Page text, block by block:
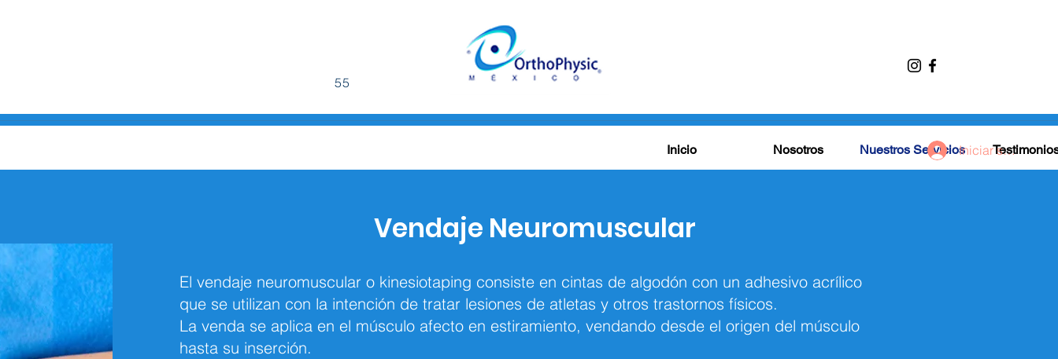
55 5652 1951 gabypesa@hotmail.com
Inicio Nosotros Nuestros ServiciosIniciar sesión
Vendaje Neuromuscular
El vendaje neuromuscular o kinesiotaping consiste en cintas de algodón con un adhesivo acrílico
que se utilizan con la intención de tratar lesiones de atletas y otros trastornos físicos.
La venda se aplica en el músculo afecto en estiramiento, vendando desde el origen del músculo
hasta su inserción.